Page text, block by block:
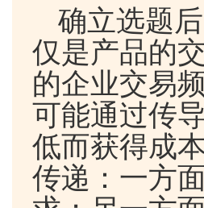
确立选题
仅是产品的
的企业交易
可能通过传
低而获得成
传递：一方